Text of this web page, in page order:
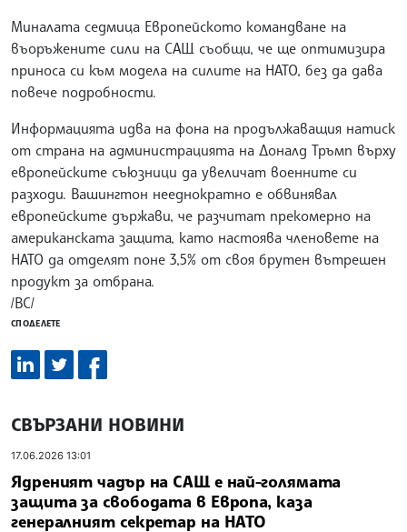
Миналата седмица Европейското командване на
въоръжените сили на САЩ съобщи, че ще оптимизира
приноса си към модела на силите на НАТО, без да дава
повече подробности.
Информацията идва на фона на продължаващия натиск
от страна на администрацията на Доналд Тръмп върху
европейските съюзници да увеличат военните си
разходи. Вашингтон нееднократно е обвинявал
европейските държави, че разчитат прекомерно на
американската защита, като настоява членовете на
НАТО да отделят поне 3,5% от своя брутен вътрешен
продукт за отбрана.
/ВС/
СПОДЕЛЕТЕ
СВЪРЗАНИ НОВИНИ
17.06.2026 13:01
Ядреният чадър на САЩ е най-голямата
защита за свободата в Европа, каза
генералният секретар на НАТО